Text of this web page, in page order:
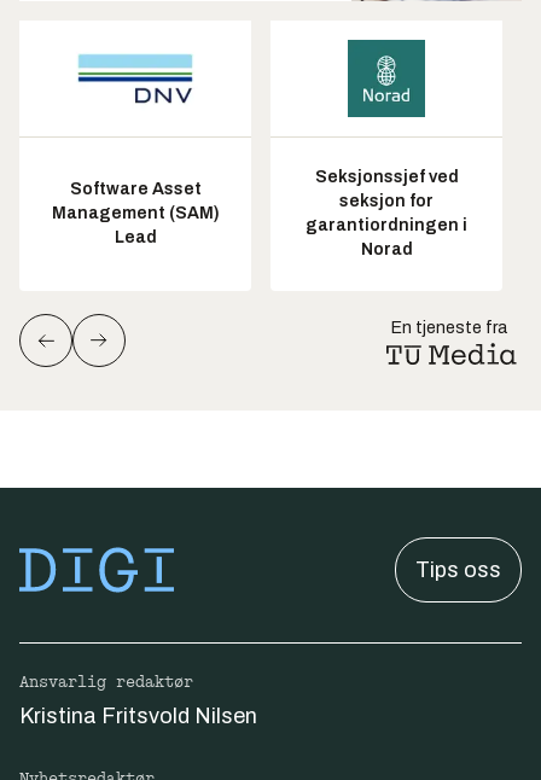
Software Asset
Management (SAM)
Lead
Seksjonssjef ved
seksjon for
garantiordningen i
Norad
En tjeneste fra
Tips oss
Ansvarlig redaktør
Kristina Fritsvold Nilsen